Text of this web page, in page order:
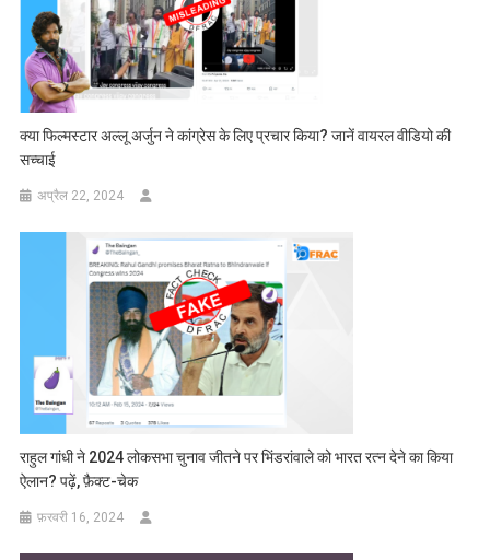
क्या फिल्मस्टार अल्लू अर्जुन ने कांग्रेस के लिए प्रचार किया? जानें वायरल वीडियो की
सच्चाई
अप्रैल 22, 2024
राहुल गांधी ने 2024 लोकसभा चुनाव जीतने पर भिंडरांवाले को भारत रत्न देने का किया
ऐलान? पढ़ें, फ़ैक्ट-चेक
फ़रवरी 16, 2024